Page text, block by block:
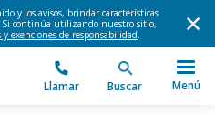
y los avisos, brindar características
Si continúa utilizando nuestro sitio,
y exenciones de responsabilidad.
Llamar Buscar Menú